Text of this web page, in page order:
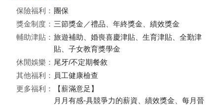
保險福利： 團保
獎金制度： 三節獎金／禮品、年終獎金、績效獎金
輔助津貼： 旅遊補助、婚喪喜慶津貼、生育津貼、全勤津
貼、子女教育獎學金
休閒娛樂： 尾牙/不定期餐敘
其他福利： 員工健康檢查
更多福利：
【薪滿意足】
月月有感-具競爭力的薪資、績效獎金、每月晉